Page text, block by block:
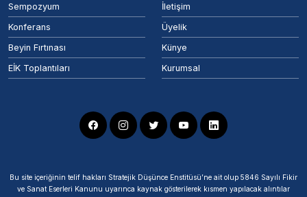
Sempozyum
Konferans
Beyin Fırtınası
EİK Toplantıları
İletişim
Üyelik
Künye
Kurumsal
Bu site içeriğinin telif hakları Stratejik Düşünce Enstitüsü’ne ait olup 5846 Sayılı Fikir
ve Sanat Eserleri Kanunu uyarınca kaynak gösterilerek kısmen yapılacak alıntılar